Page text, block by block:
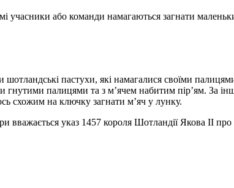
учасники або команди намагаються загнати
пастухи, які намагалися своїми
гнутими палицями та з м’ячем набитим пір’ям. За
схожим на ключку загнати м’яч у лунку.
указ 1457 короля Шотландії Якова II про